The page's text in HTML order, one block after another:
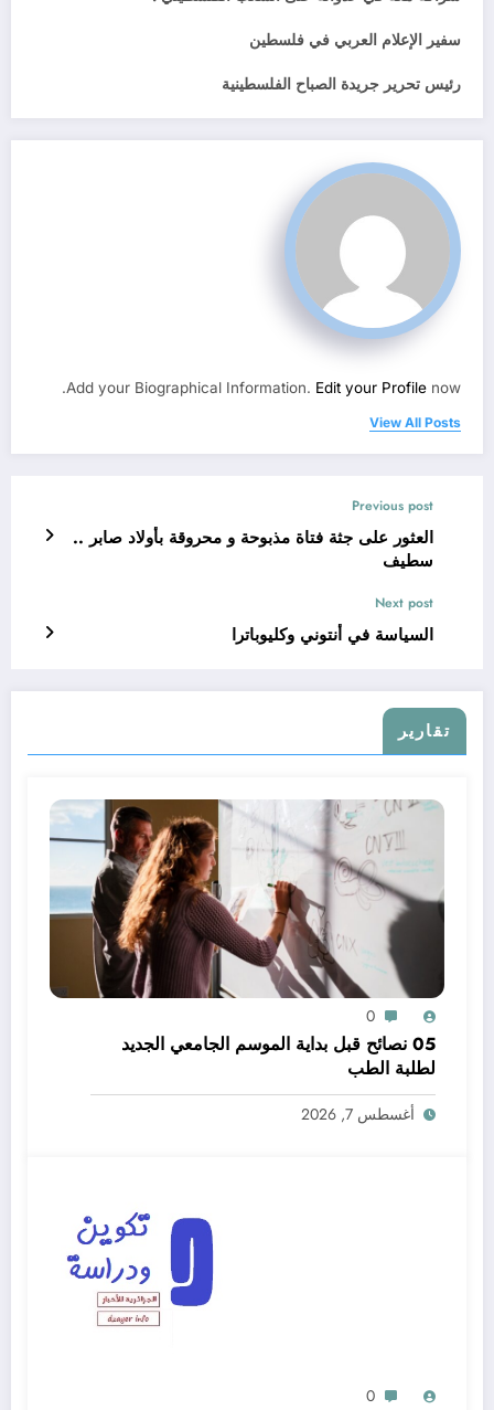
سفير الإعلام العربي في فلسطين
رئيس تحرير جريدة الصباح الفلسطينية
Add your Biographical Information. Edit your Profile now.
View All Posts
Previous post
العثور على جثة فتاة مذبوحة و محروقة بأولاد صابر ..
سطيف
Next post
السياسة في أنتوني وكليوباترا
تقارير
0
05 نصائح قبل بداية الموسم الجامعي الجديد
لطلبة الطب
أغسطس 7, 2026
0